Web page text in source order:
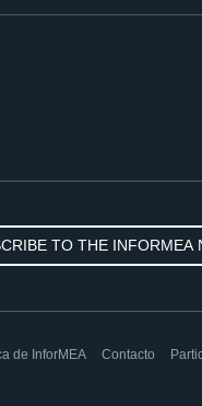
TO THE INFORMEA
de InforMEA Contacto